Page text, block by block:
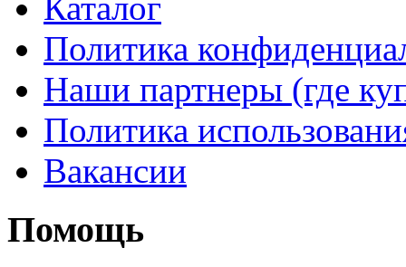
Политика
Наши партнеры (где
Политика
Вакансии
Помощь